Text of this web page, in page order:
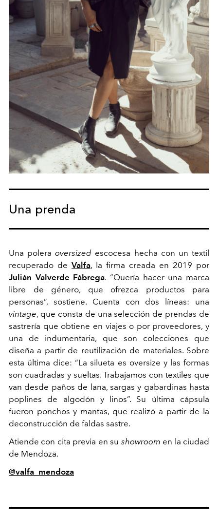
Una prenda
Una poleraoversized escocesa hecha con un textil
recuperado de Valfa, la firma creada en 2019 por
Julián Valverde Fábrega. “Quería hacer una marca
libre de género, que ofrezca productos para
personas”, sostiene. Cuenta con dos líneas: una
vintage, que consta de una selección de prendas de
sastrería que obtiene en viajes o por proveedores, y
una de indumentaria, que son colecciones que
diseña a partir de reutilización de materiales. Sobre
esta última dice: “La silueta es oversize y las formas
son cuadradas y sueltas. Trabajamos con textiles que
van desde paños de lana, sargas y gabardinas hasta
poplines de algodón y linos”. Su última cápsula
fueron ponchos y mantas, que realizó a partir de la
deconstrucción de faldas sastre.
Atiende con cita previa en su showroom en la ciudad
de Mendoza.
@valfa_mendoza